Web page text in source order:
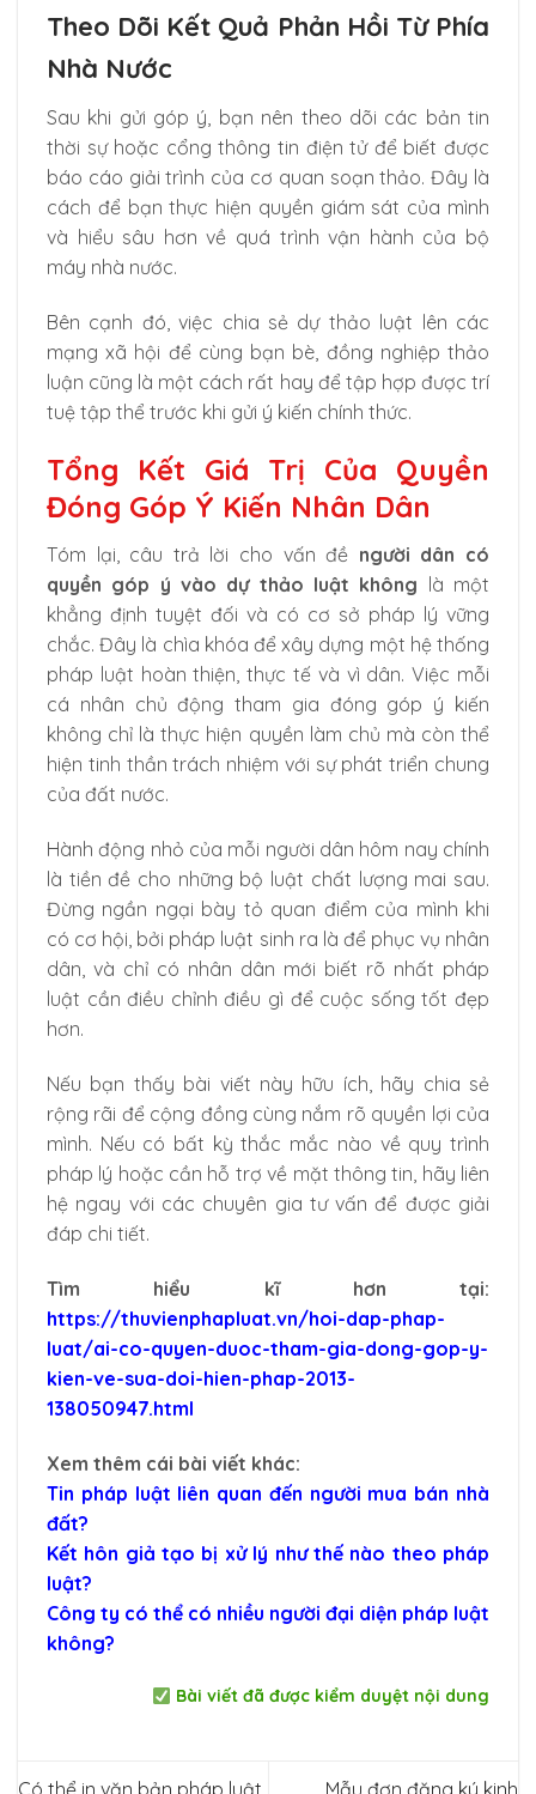
Theo Dõi Kết Quả Phản Hồi Từ Phía
Nhà Nước
Sau khi gửi góp ý, bạn nên theo dõi các bản tin
thời sự hoặc cổng thông tin điện tử để biết được
báo cáo giải trình của cơ quan soạn thảo. Đây là
cách để bạn thực hiện quyền giám sát của mình
và hiểu sâu hơn về quá trình vận hành của bộ
máy nhà nước.
Bên cạnh đó, việc chia sẻ dự thảo luật lên các
mạng xã hội để cùng bạn bè, đồng nghiệp thảo
luận cũng là một cách rất hay để tập hợp được trí
tuệ tập thể trước khi gửi ý kiến chính thức.
Tổng Kết Giá Trị Của Quyền
Đóng Góp Ý Kiến Nhân Dân
Tóm lại, câu trả lời cho vấn đề người dân có
quyền góp ý vào dự thảo luật không là một
khẳng định tuyệt đối và có cơ sở pháp lý vững
chắc. Đây là chìa khóa để xây dựng một hệ thống
pháp luật hoàn thiện, thực tế và vì dân. Việc mỗi
cá nhân chủ động tham gia đóng góp ý kiến
không chỉ là thực hiện quyền làm chủ mà còn thể
hiện tinh thần trách nhiệm với sự phát triển chung
của đất nước.
Hành động nhỏ của mỗi người dân hôm nay chính
là tiền đề cho những bộ luật chất lượng mai sau.
Đừng ngần ngại bày tỏ quan điểm của mình khi
có cơ hội, bởi pháp luật sinh ra là để phục vụ nhân
dân, và chỉ có nhân dân mới biết rõ nhất pháp
luật cần điều chỉnh điều gì để cuộc sống tốt đẹp
hơn.
Nếu bạn thấy bài viết này hữu ích, hãy chia sẻ
rộng rãi để cộng đồng cùng nắm rõ quyền lợi của
mình. Nếu có bất kỳ thắc mắc nào về quy trình
pháp lý hoặc cần hỗ trợ về mặt thông tin, hãy liên
hệ ngay với các chuyên gia tư vấn để được giải
đáp chi tiết.
Tìm hiểu kĩ hơn tại:
https://thuvienphapluat.vn/hoi-dap-phap-
luat/ai-co-quyen-duoc-tham-gia-dong-gop-y-
kien-ve-sua-doi-hien-phap-2013-
138050947.html
Xem thêm cái bài viết khác:
Tin pháp luật liên quan đến người mua bán nhà
đất?
Kết hôn giả tạo bị xử lý như thế nào theo pháp
luật?
Công ty có thể có nhiều người đại diện pháp luật
không?
Bài viết đã được kiểm duyệt nội dung
Có thể in văn bản pháp luật
Mẫu đơn đăng ký kinh